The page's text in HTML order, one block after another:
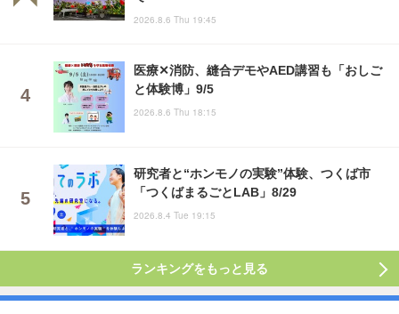
2026.8.6 Thu 19:45
医療✕消防、縫合デモやAED講習も「おしご
と体験博」9/5
2026.8.6 Thu 18:15
研究者と“ホンモノの実験”体験、つくば市
「つくばまるごとLAB」8/29
2026.8.4 Tue 19:15
ランキングをもっと見る